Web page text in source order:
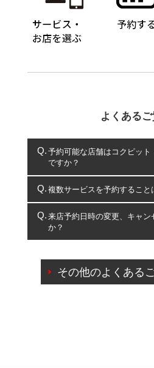
よくあるご
予約可能な店舗はコクピット
ですか？
コクピット・タイヤ館のみと
複数サービスを予約すること
複数サービスのご予約は可能
一部の商品・サービスの組み合わ
出来ないものもございます。
来店予約日時の変更、キャン
か？
ご来店予約日の3営業日前を
の日時変更につきましては
その他のよくある